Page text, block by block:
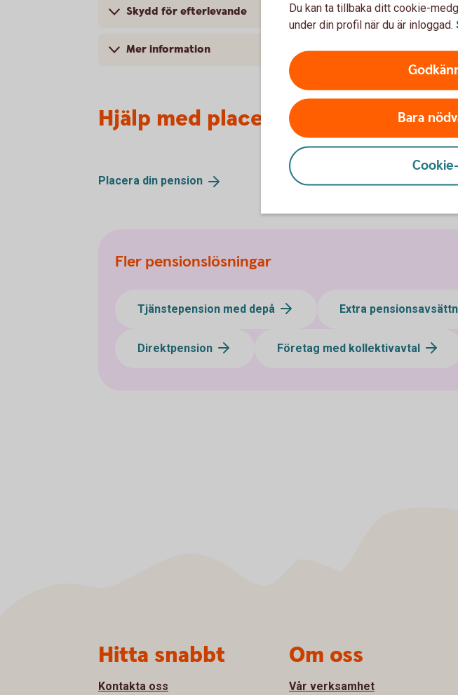
Skydd för efterlevande
Mer information
Hjälp med placering
Placera din pension
Fler pensionslösningar
Tjänstepension med depå Extra
Direktpension Företag med kollektivavtal
Du kan ta tillbaka ditt cookie-
under din profil när du är inloggad.
Bara
Hitta snabbt
Kontakta oss
Om oss
Vår verksamhet